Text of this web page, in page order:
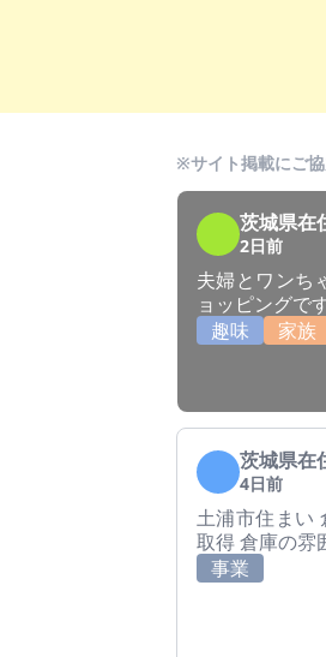
※サイト掲載にご
茨城県在
2日前
夫婦とワンち
ョッピングで
趣味
家族
茨城県在
4日前
土浦市住まい
取得 倉庫の雰
事業